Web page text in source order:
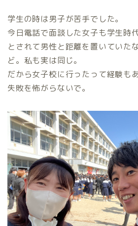
学生の時は男子が苦手でした。
今日電話で面談した女子も学生時
とされて男性と距離を置いていた
ど。私も実は同じ。
だから女子校に行ったって経験もあ
失敗を怖がらないで。